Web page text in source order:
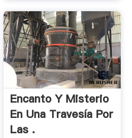
Encanto Y Misterio
En Una Travesía Por
Las .